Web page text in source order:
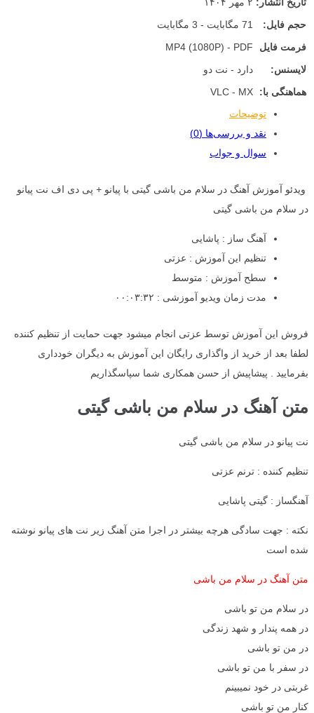
حجم فایل:
71 مگابایت - 3 مگابایت
فرمت فایل
MP4 (1080P) - PDF
لایسنس:
دارد - نت دو
هماهنگی با:
VLC - MX
توضیحات
نقد و بررسی‌ها (0)
سوال و جواب
ویدئو آموزش آهنگ در سلام من باشی گیتی با پیانو + پی دی اف نت پیانو
در سلام من باشی گیتی
آهنگ ساز : پاشایی
تنظیم این آموزش : عزتی
سطح آموزش : متوسط
مدت زمان ویدیو آموزشی : ۰۰:۰۳:۳۲
فروش این آموزش توسط عزتی انجام میشود جهت حمایت از تنظیم کننده
لطفا بعد از خرید از واگذاری رایگان این آموزش به دیگران خودداری
بفرمایید . پیشاپیش از حسن همکاری شما سپاسگذاریم
متن آهنگ در سلام من باشی گیتی
نت پیانو در سلام من باشی گیتی
تنظیم کننده : ترنم عزتی
آهنگساز : گیتی پاشایی
نکته : جهت سادگی هرچه بیشتر در اجرا متن آهنگ زیر نت های پیانو نوشته
شده است
متن آهنگ در سلام من باشی
در سلام من تو باشی
در همه پندار و شهد زندگی
در من تو باشی
در سفر با من تو باشی
غربتی در خود نمیبینم
کنار من تو باشی